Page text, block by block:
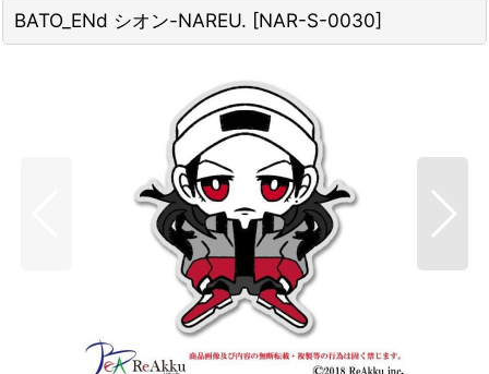
BATO_ENd シオン-NAREU. [NAR-S-0030]